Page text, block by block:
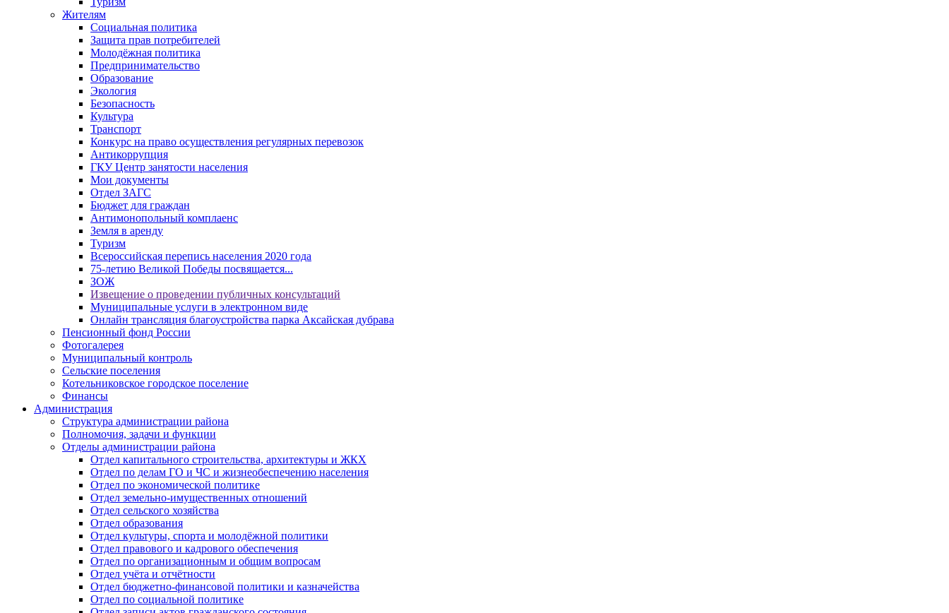
Жителям
Социальная политика
Защита прав потребителей
Молодёжная политика
Предпринимательство
Образование
Экология
Безопасность
Культура
Транспорт
Конкурс на право осуществления регулярных перевозок
Антикоррупция
ГКУ Центр занятости населения
Мои документы
Отдел ЗАГС
Бюджет для граждан
Антимонопольный комплаенс
Земля в аренду
Туризм
Всероссийская перепись населения 2020 года
75-летию Великой Победы посвящается...
ЗОЖ
Извещение о проведении публичных консультаций
Муниципальные услуги в электронном виде
Онлайн трансляция благоустройства парка Аксайская дубрава
Пенсионный фонд России
Фотогалерея
Муниципальный контроль
Сельские поселения
Котельниковское городское поселение
Финансы
Администрация
Структура администрации района
Полномочия, задачи и функции
Отделы администрации района
Отдел капитального строительства, архитектуры и ЖКХ
Отдел по делам ГО и ЧС и жизнеобеспечению населения
Отдел по экономической политике
Отдел земельно-имущественных отношений
Отдел сельского хозяйства
Отдел образования
Отдел культуры, спорта и молодёжной политики
Отдел правового и кадрового обеспечения
Отдел по организационным и общим вопросам
Отдел учёта и отчётности
Отдел бюджетно-финансовой политики и казначейства
Отдел по социальной политике